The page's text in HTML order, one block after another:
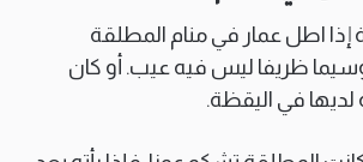
إذا اطل عمار في منام المطلقة
ظريفا ليس فيه عيب. أو كان
في اليقظة.